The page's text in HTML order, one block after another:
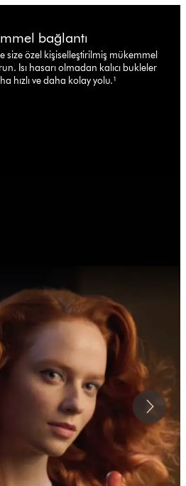
bağlantı
size özel kişiselleştirilmiş mükemmel
Isı hasarı olmadan kalıcı bukleler
hızlı ve daha kolay yolu.¹